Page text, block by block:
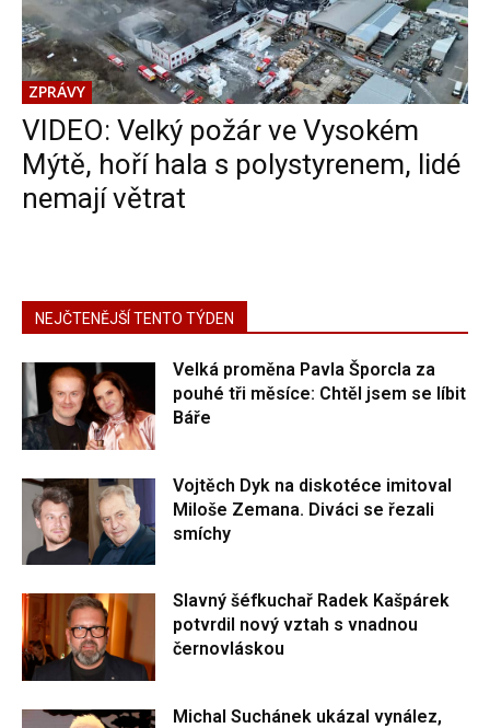
ZPRÁVY
VIDEO: Velký požár ve Vysokém
Mýtě, hoří hala s polystyrenem, lidé
nemají větrat
NEJČTENĚJŠÍ TENTO TÝDEN
Velká proměna Pavla Šporcla za
pouhé tři měsíce: Chtěl jsem se líbit
Báře
Vojtěch Dyk na diskotéce imitoval
Miloše Zemana. Diváci se řezali
smíchy
Slavný šéfkuchař Radek Kašpárek
potvrdil nový vztah s vnadnou
černovláskou
Michal Suchánek ukázal vynález,